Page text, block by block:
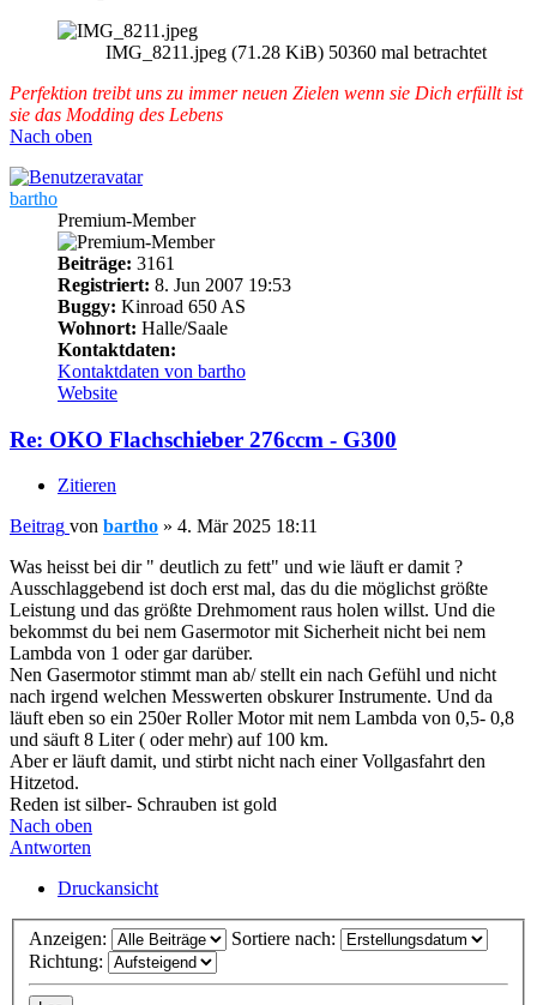
IMG_8211.jpeg (71.28 KiB) 50360 mal betrachtet
Perfektion treibt uns zu immer neuen Zielen wenn sie Dich erfüllt ist
sie das Modding des Lebens
Nach oben
bartho
Premium-Member
Beiträge: 3161
Registriert: 8. Jun 2007 19:53
Buggy: Kinroad 650 AS
Wohnort: Halle/Saale
Kontaktdaten:
Kontaktdaten von bartho
Website
Re: OKO Flachschieber 276ccm - G300
Zitieren
Beitrag von bartho » 4. Mär 2025 18:11
Was heisst bei dir " deutlich zu fett" und wie läuft er damit ?
Ausschlaggebend ist doch erst mal, das du die möglichst größte
Leistung und das größte Drehmoment raus holen willst. Und die
bekommst du bei nem Gasermotor mit Sicherheit nicht bei nem
Lambda von 1 oder gar darüber.
Nen Gasermotor stimmt man ab/ stellt ein nach Gefühl und nicht
nach irgend welchen Messwerten obskurer Instrumente. Und da
läuft eben so ein 250er Roller Motor mit nem Lambda von 0,5- 0,8
und säuft 8 Liter ( oder mehr) auf 100 km.
Aber er läuft damit, und stirbt nicht nach einer Vollgasfahrt den
Hitzetod.
Reden ist silber- Schrauben ist gold
Nach oben
Antworten
Druckansicht
Anzeigen:
Sortiere nach:
Richtung: